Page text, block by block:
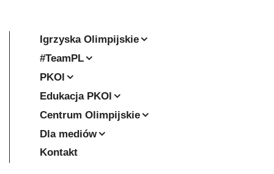
Igrzyska Olimpijskie
#TeamPL
PKOl
Edukacja PKOl
Centrum Olimpijskie
Dla mediów
Kontakt